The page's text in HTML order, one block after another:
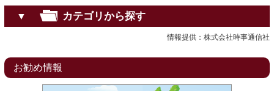
▼ カテゴリから探す
情報提供：株式会社時事通信社
お勧め情報